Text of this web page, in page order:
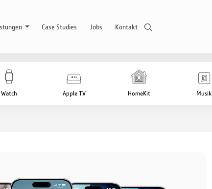
Case Studies Jobs Kontakt
Watch Apple TV HomeKit Musik